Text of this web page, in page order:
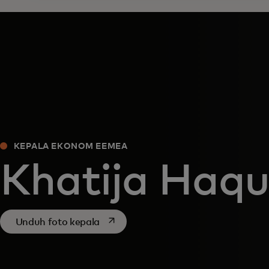
KEPALA EKONOM EEMEA
Khatija
Unduh foto kepala opens in a new tab